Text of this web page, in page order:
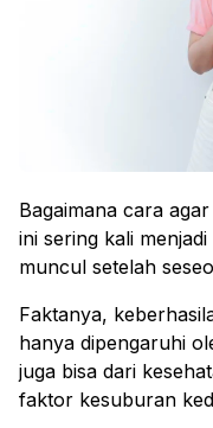
Bagaimana cara
ini sering kali
muncul setelah
Faktanya,
hanya dipengaruhi
juga bisa dari
faktor kesuburan